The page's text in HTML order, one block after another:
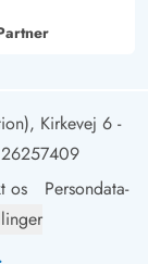
Kirkevej 6 -
os
Persondata-